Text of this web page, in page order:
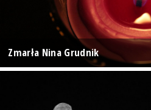
Zmarła Nina Grudnik